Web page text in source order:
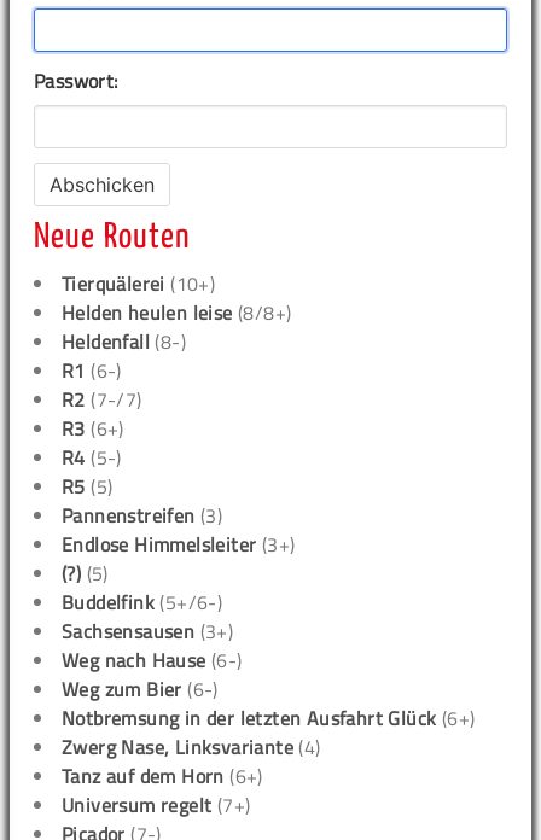
Passwort:
Neue Routen
Tierquälerei (10+)
Helden heulen leise (8/8+)
Heldenfall (8-)
R1 (6-)
R2 (7-/7)
R3 (6+)
R4 (5-)
R5 (5)
Pannenstreifen (3)
Endlose Himmelsleiter (3+)
(?) (5)
Buddelfink (5+/6-)
Sachsensausen (3+)
Weg nach Hause (6-)
Weg zum Bier (6-)
Notbremsung in der letzten Ausfahrt Glück (6+)
Zwerg Nase, Linksvariante (4)
Tanz auf dem Horn (6+)
Universum regelt (7+)
Picador (7-)